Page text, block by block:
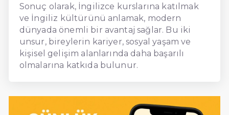
Sonuç olarak, İngilizce kurslarına katılmak
ve İngiliz kültürünü anlamak, modern
dünyada önemli bir avantaj sağlar. Bu iki
unsur, bireylerin kariyer, sosyal yaşam ve
kişisel gelişim alanlarında daha başarılı
olmalarına katkıda bulunur.